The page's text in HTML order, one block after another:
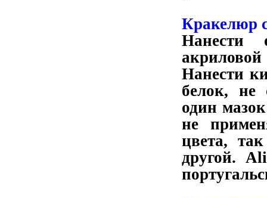
Кракелюр
Нанести
Нанести
белок, не
один
не
цвета,
другой.